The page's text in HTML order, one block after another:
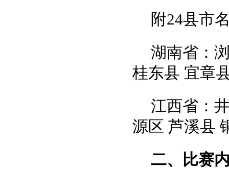
附24县市
湖南省：
桂东县 宜章
江西省：
源区 芦溪县
二、
比赛